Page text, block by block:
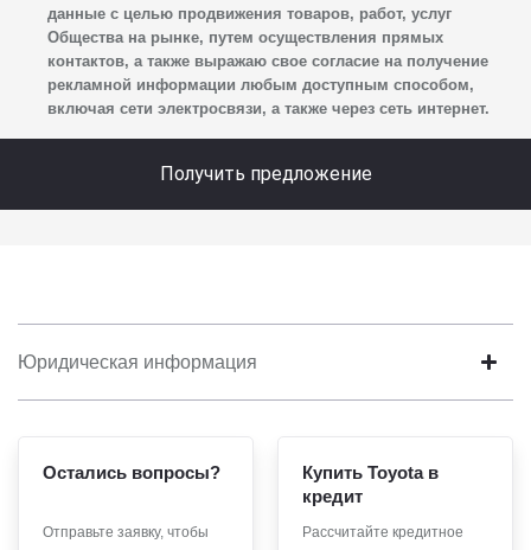
фамилии, контактных данных (включая номер телефона
и адрес электронной почты), адреса, сведений
о впечатлениях, интересах, предпочтениях
к автомобилю(-ям) и товарам/услугам, IP-адреса,
сайта, уникального идентификатора посетителя сайта,
предпочтительного времени и способа для контакта,
изменение), извлечение, использование, передача
(предоставление, доступ), блокирование, удаление,
средств автоматизации.
3. Целью обработки персональных данных является
данные с целью продвижения товаров, работ, услуг
Общества на рынке, путем осуществления прямых
контактов, а также выражаю свое согласие на получение
рекламной информации любым доступным способом,
включая сети электросвязи, а также через сеть интернет.
Получить предложение
Юридическая информация
Остались вопросы?
Отправьте заявку, чтобы
Купить Toyota в
кредит
Рассчитайте кредитное